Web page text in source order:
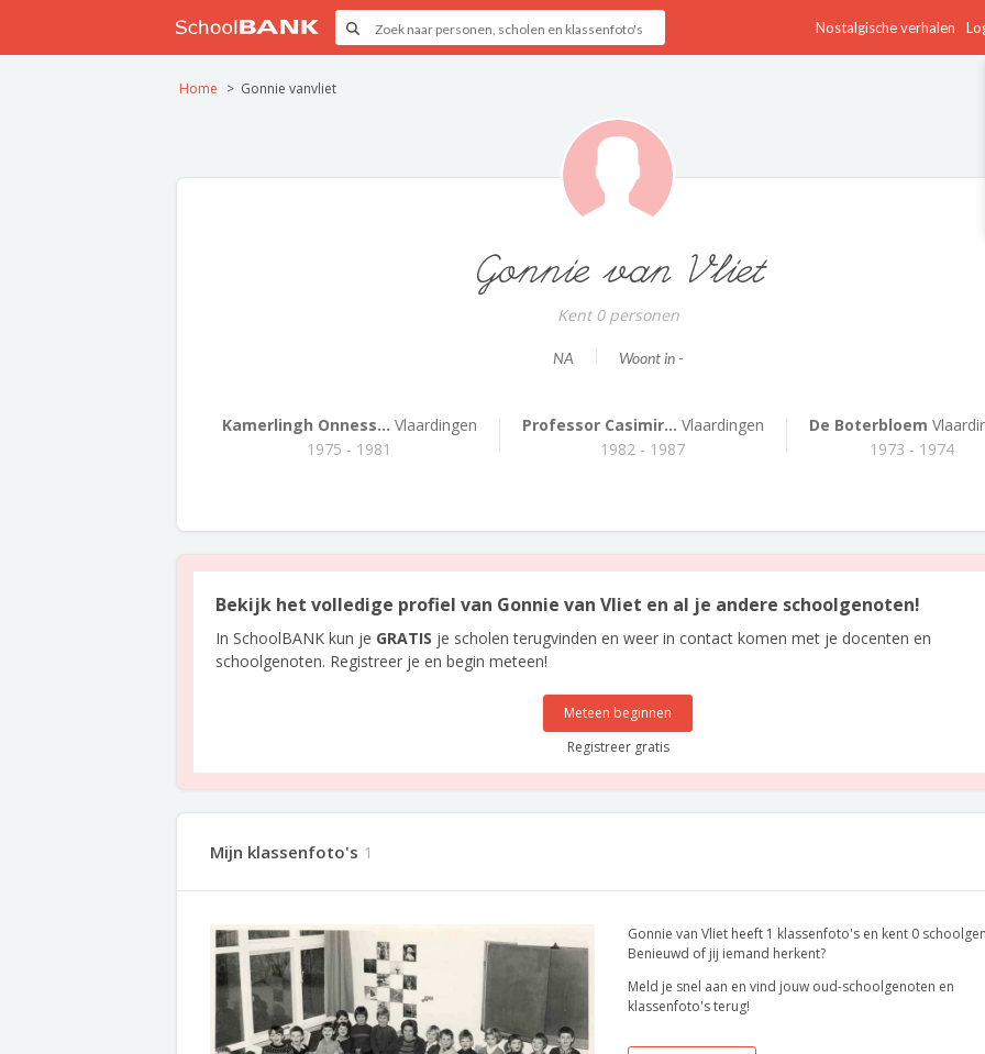
Nostalgische verhalen
Home Gonnie vanvliet
Gonnie van Vliet
Kent 0 personen
NA Woont in -
Kamerlingh Onness... Vlaardingen
1975 - 1981
Professor Casimir... Vlaardingen
1982 - 1987
De Boterbloem
1973 - 1974
Bekijk het volledige profiel van Gonnie van Vliet en al je andere schoolgenoten!
In SchoolBANK kun je GRATIS je scholen terugvinden en weer in contact komen met je docenten en
schoolgenoten. Registreer je en begin meteen!
Meteen beginnen
Registreer gratis
Mijn klassenfoto's 1
Gonnie van Vliet heeft 1 klassenfoto's en kent 0
Benieuwd of jij iemand herkent?
Meld je snel aan en vind jouw oud-schoolgenoten en
klassenfoto's terug!